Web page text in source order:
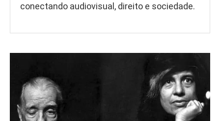
conectando audiovisual, direito e sociedade.